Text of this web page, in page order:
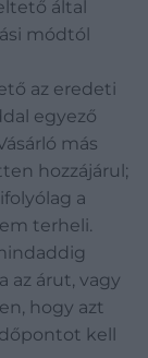
által
módtól
az eredeti
egyező
más
hozzájárul;
a
terheli.
az árut, vagy
hogy azt
kell